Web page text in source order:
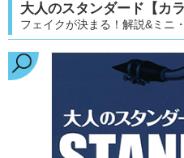
大人のスタンダード【カ
フェイクが決まる！解説&ミニ